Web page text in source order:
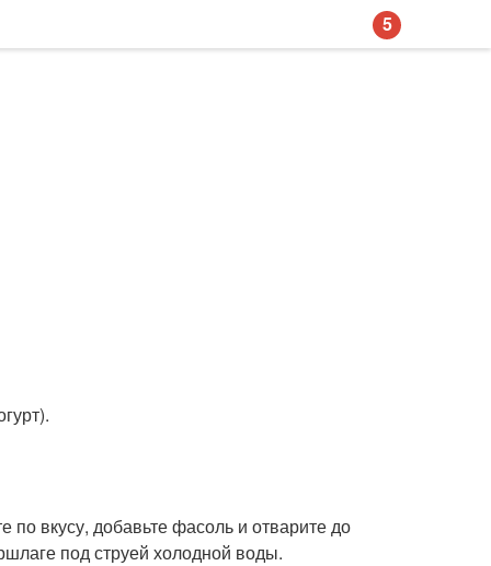
по вкусу, добавьте фасоль и отварите до
под струей холодной воды.
5